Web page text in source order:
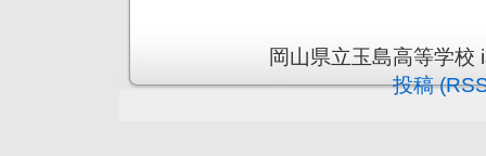
岡山県立玉島高等学
投稿